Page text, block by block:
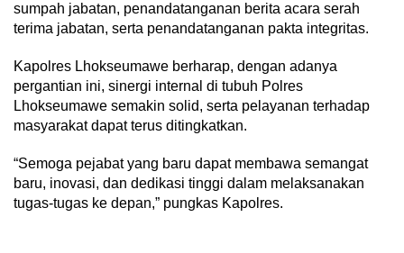
sumpah jabatan, penandatanganan berita acara serah
terima jabatan, serta penandatanganan pakta integritas.
Kapolres Lhokseumawe berharap, dengan adanya
pergantian ini, sinergi internal di tubuh Polres
Lhokseumawe semakin solid, serta pelayanan terhadap
masyarakat dapat terus ditingkatkan.
“Semoga pejabat yang baru dapat membawa semangat
baru, inovasi, dan dedikasi tinggi dalam melaksanakan
tugas-tugas ke depan,” pungkas Kapolres.